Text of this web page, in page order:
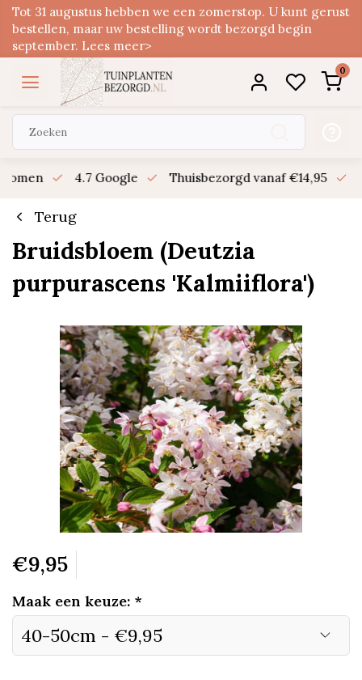
Tot 31 augustus hebben we een zomerstop. U kunt gerust
bestellen, maar uw bestelling wordt bezorgd begin
september. Lees meer>
0
4.7 Google Thuisbezorgd vanaf €14,95
Terug
Bruidsbloem (Deutzia
purpurascens 'Kalmiiflora')
€9,95
Maak een keuze: *